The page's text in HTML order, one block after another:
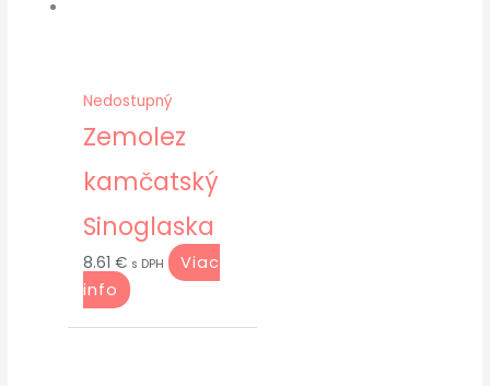
Nedostupný
Zemolez
kamčatský
Sinoglaska
8.61 € s DPH
Viac
info